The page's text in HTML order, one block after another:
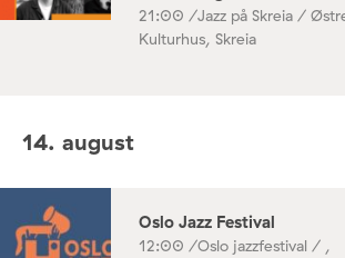
21:00 /Jazz på Skreia /
Kulturhus, Skreia
14. august
Oslo Jazz Festival
12:00 /Oslo jazzfestival / ,